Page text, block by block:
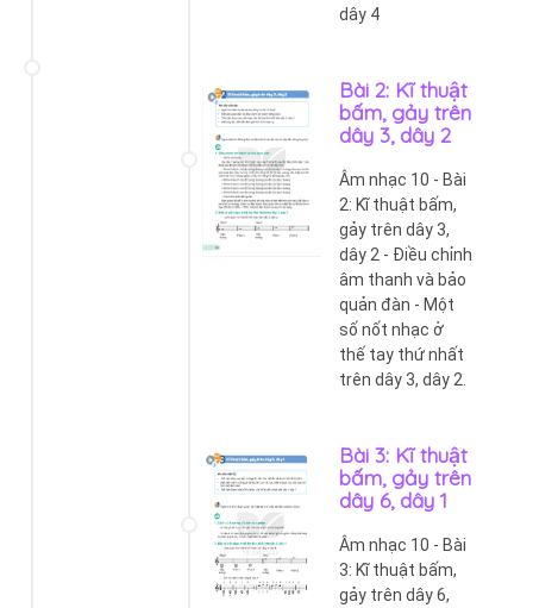
dây 4
Bài 2: Kĩ thuật
bấm, gảy trên
dây 3, dây 2
Âm nhạc 10 - Bài
2: Kĩ thuật bấm,
gảy trên dây 3,
dây 2 - Điều chỉnh
âm thanh và bảo
quản đàn - Một
số nốt nhạc ở
thế tay thứ nhất
trên dây 3, dây 2.
Bài 3: Kĩ thuật
bấm, gảy trên
dây 6, dây 1
Âm nhạc 10 - Bài
3: Kĩ thuật bấm,
gảy trên dây 6,